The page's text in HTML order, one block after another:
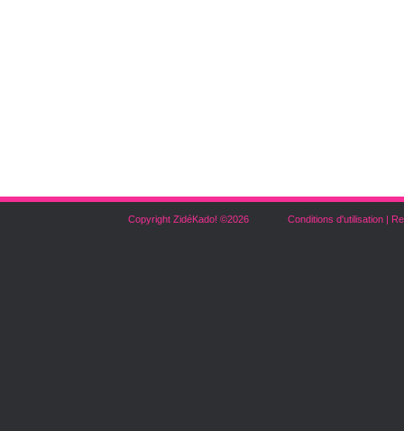
Copyright ZidéKado! ©2026 Conditions d'utilisation |